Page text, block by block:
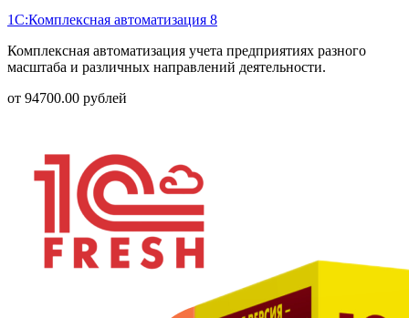
1С:Комплексная автоматизация 8
Комплексная автоматизация учета предприятиях разного
масштаба и различных направлений деятельности.
от 94700.00 рублей